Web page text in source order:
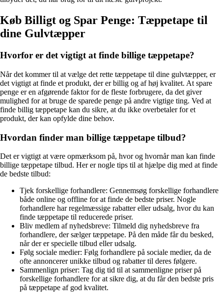
Køb Billigt og Spar Penge: Tæppetape til
dine Gulvtæpper
Hvorfor er det vigtigt at finde billige tæppetape?
Når det kommer til at vælge det rette tæppetape til dine gulvtæpper, er
det vigtigt at finde et produkt, der er billig og af høj kvalitet. At spare
penge er en afgørende faktor for de fleste forbrugere, da det giver
mulighed for at bruge de sparede penge på andre vigtige ting. Ved at
finde billig tæppetape kan du sikre, at du ikke overbetaler for et
produkt, der kan opfylde dine behov.
Hvordan finder man billige tæppetape tilbud?
Det er vigtigt at være opmærksom på, hvor og hvornår man kan finde
billige tæppetape tilbud. Her er nogle tips til at hjælpe dig med at finde
de bedste tilbud:
Tjek forskellige forhandlere: Gennemsøg forskellige forhandlere
både online og offline for at finde de bedste priser. Nogle
forhandlere har regelmæssige rabatter eller udsalg, hvor du kan
finde tæppetape til reducerede priser.
Bliv medlem af nyhedsbreve: Tilmeld dig nyhedsbreve fra
forhandlere, der sælger tæppetape. På den måde får du besked,
når der er specielle tilbud eller udsalg.
Følg sociale medier: Følg forhandlere på sociale medier, da de
ofte annoncerer unikke tilbud og rabatter til deres følgere.
Sammenlign priser: Tag dig tid til at sammenligne priser på
forskellige forhandlere for at sikre dig, at du får den bedste pris
på tæppetape af god kvalitet.